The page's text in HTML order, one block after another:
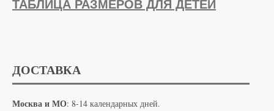
ТАБЛИЦА РАЗМЕРОВ ДЛЯ ДЕТЕЙ
ДОСТАВКА
Москва и МО: 8-14 календарных дней.